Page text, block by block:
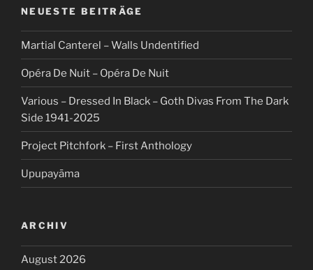
NEUESTE BEITRÄGE
Martial Canterel – Walls Undentified
Opéra De Nuit – Opéra De Nuit
Various – Dressed In Black – Goth Divas From The Dark
Side 1941-2025
Project Pitchfork – First Anthology
Upupayāma
ARCHIV
August 2026